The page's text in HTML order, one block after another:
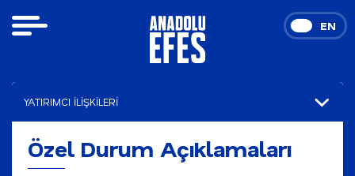
EN
YATIRIMCI İLİŞKİLERİ
Finansal Sonuçlar
Sunumlar
Özel Durum Açıklamaları